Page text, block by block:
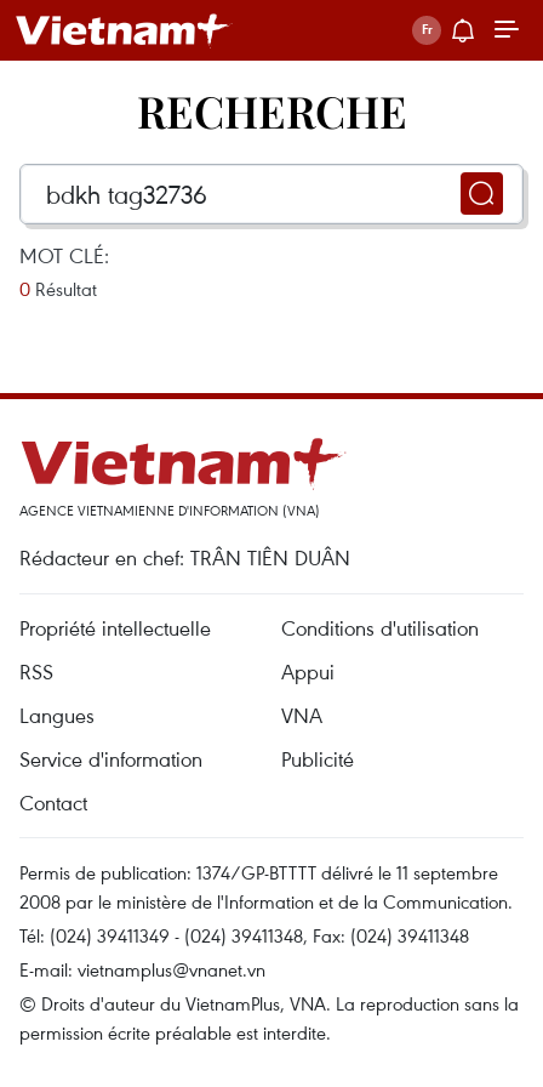
RECHERCHE
MOT CLÉ:
0 Résultat
AGENCE VIETNAMIENNE D'INFORMATION (VNA)
Rédacteur en chef: TRÂN TIÊN DUÂN
Propriété intellectuelle
Conditions d'utilisation
RSS
Appui
Langues
VNA
Service d'information
Publicité
Contact
Permis de publication: 1374/GP-BTTTT délivré le 11 septembre
2008 par le ministère de l'Information et de la Communication.
Tél: (024) 39411349 - (024) 39411348, Fax: (024) 39411348
E-mail: vietnamplus@vnanet.vn
© Droits d'auteur du VietnamPlus, VNA. La reproduction sans la
permission écrite préalable est interdite.